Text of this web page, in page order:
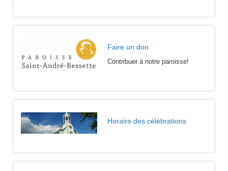
Faire un don
Contribuer à notre paroisse!
Horaire des célébrations